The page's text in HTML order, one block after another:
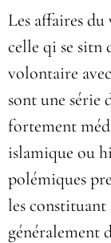
Les affaires
celle qi se sitn
volontaire
sont une série
fortement
islamique ou
polémiques
les constituant
généralement